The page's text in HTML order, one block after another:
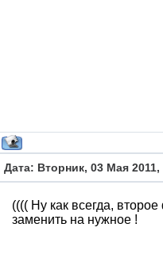
Дата: Вторник, 03 Мая
(((( Ну как всегда,
заменить на нужное !